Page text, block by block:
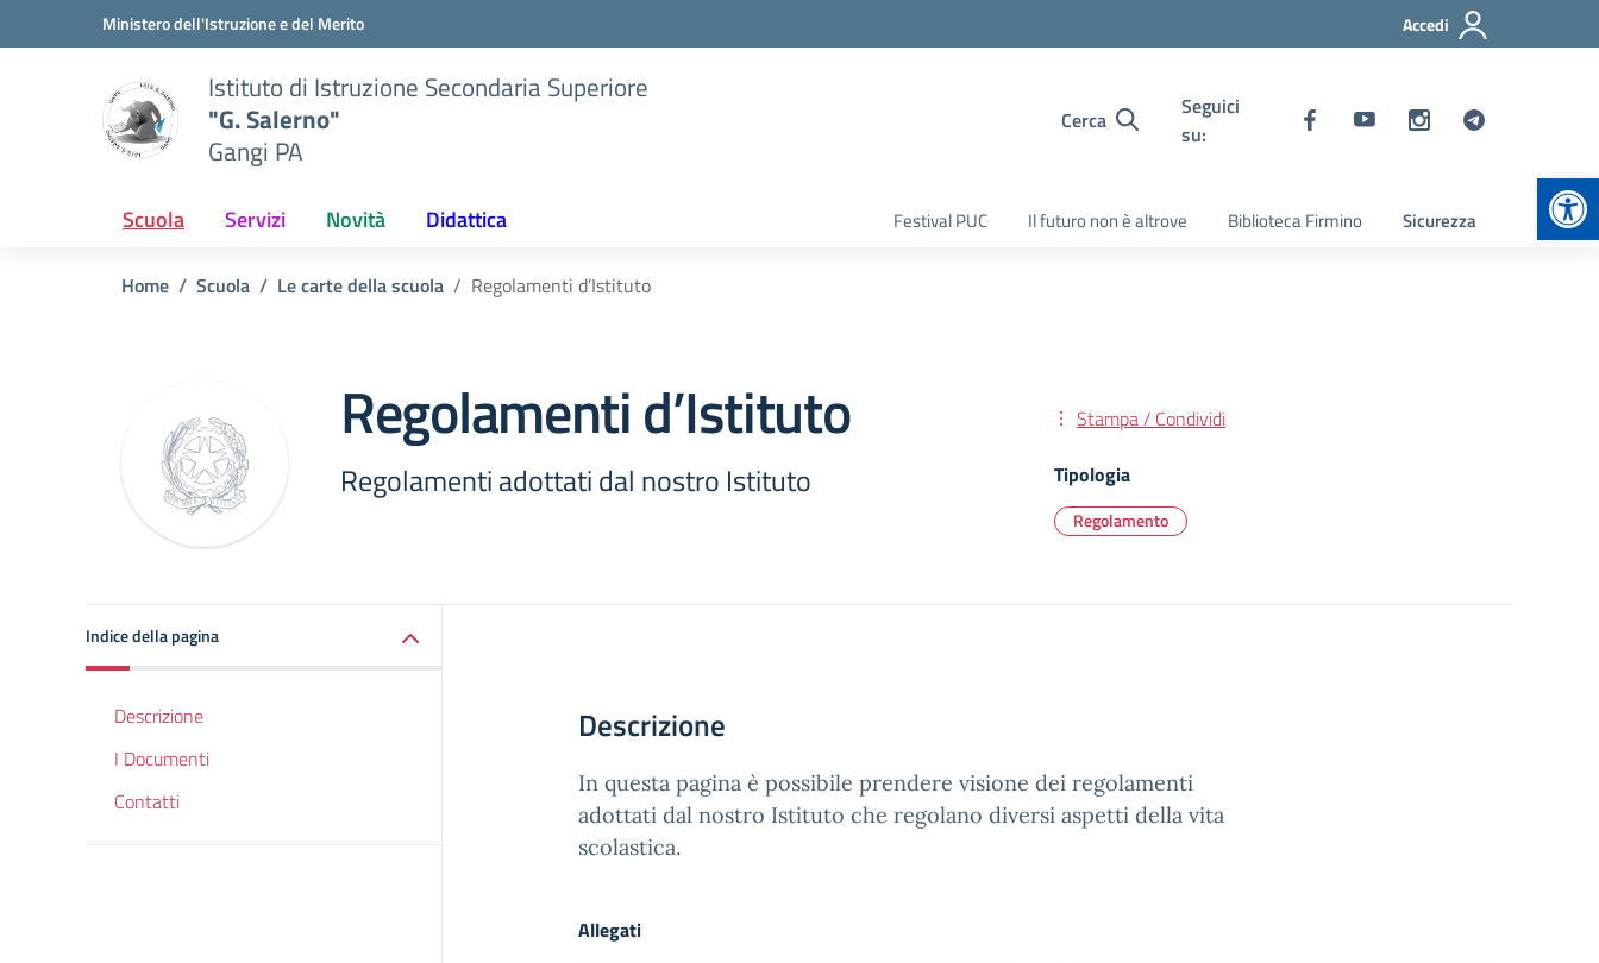
Vai ai contenuti
Vai al menu di navigazioneMinistero dell'Istruzione e del Merito Accedi
Istituto di Istruzione Secondaria Superiore
"G. Salerno"
Gangi PA
Cerca
Seguici
su:
Scuola Servizi Novità Didattica Festival PUC Il futuro non è altrove Biblioteca Firmino Sicurezza
Home Scuola Le carte della scuola Regolamenti d’Istituto
Regolamenti d’Istituto
Regolamenti adottati dal nostro Istituto
Stampa / Condividi
Tipologia
Regolamento
Indice della pagina
Descrizione
I Documenti
Contatti
Descrizione
In questa pagina è possibile prendere visione dei regolamenti
adottati dal nostro Istituto che regolano diversi aspetti della vita
scolastica.
Allegati